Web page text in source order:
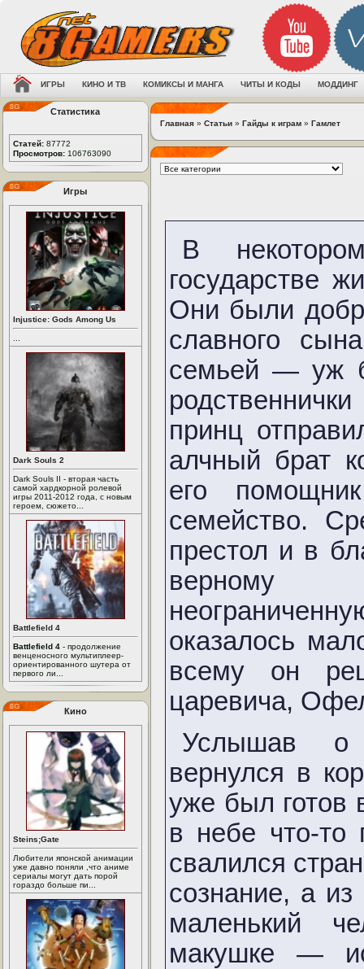
ИГРЫ КИНО И ТВ КОМИКСЫ И МАНГА ЧИТЫ И КОДЫ МОДДИНГ
Статистика
Статей: 87772
Просмотров: 106763090
Игры
Injustice: Gods Among Us
Dark Souls 2
Dark Souls II - вторая часть
самой хардкорной ролевой
игры 2011-2012 года, с новым
героем, сюжето...
Battlefield 4
Battlefield 4 - продолжение
венценосного мультиплеер-
ориентированного шутера от
первого ли...
Кино
Steins;Gate
Любители японской анимации
уже давно поняли ,что аниме
сериалы могут дать порой
гораздо больше пи...
Главная » Статьи » Гайды к играм » Гамлет
В
государстве
Они были
славного
семьей — уж
принц
алчный брат
его
семейство.
престол и в
верному
оказалось
всему он
царевича,
Услышав о
вернулся в
уже был готов
в небе что-то
свалился
сознание, а
маленький
макушке —